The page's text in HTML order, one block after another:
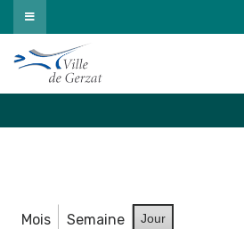
Passer
au
contenu
Mois Semaine Jour